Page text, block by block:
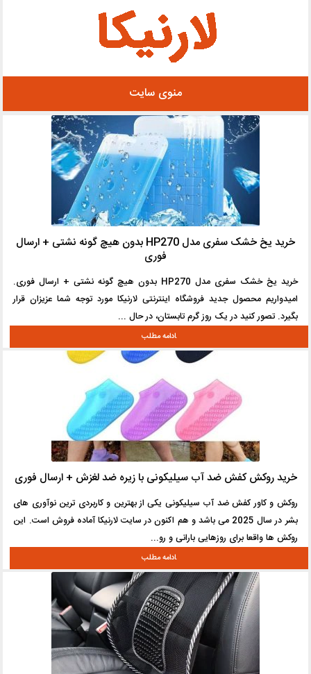
منوی سایت
خرید یخ خشک سفری مدل HP270 بدون هیچ گونه نشتی + ارسال
فوری
خرید یخ خشک سفری مدل HP270 بدون هیچ گونه نشتی + ارسال فوری.
امیدواریم محصول جدید فروشگاه اینترنتی لارنیکا مورد توجه شما عزیزان قرار
بگیرد. تصور کنید در یک روز گرم تابستان، در حال ...
خرید روکش کفش ضد آب سیلیکونی با زیره ضد لغزش + ارسال فوری
روکش و کاور کفش ضد آب سیلیکونی یکی از بهترین و کاربردی ترین نوآوری های
بشر در سال 2025 می باشد و هم اکنون در سایت لارنیکا آماده فروش است. این
روکش ها واقعا برای روزهایی بارانی و رو...